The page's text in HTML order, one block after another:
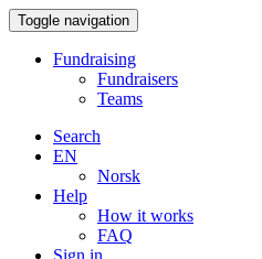
Toggle navigation
Fundraising
Fundraisers
Teams
Search
EN
Norsk
Help
How it works
FAQ
Sign in